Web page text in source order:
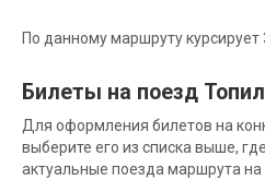
По данному маршруту курсирует
Билеты на поезд
Для оформления билетов на
выберите его из списка выше,
актуальные поезда маршрута на